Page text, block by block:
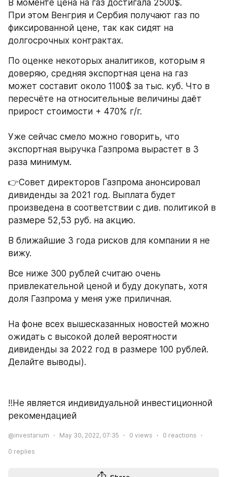
В моменте цена на газ достигала 2500$.
При этом Венгрия и Сербия получают газ по
фиксированной цене, так как сидят на
долгосрочных контрактах.
По оценке некоторых аналитиков, которым я
доверяю, средняя экспортная цена на газ
может составит около 1100$ за тыс. куб. Что в
пересчёте на относительные величины даёт
прирост стоимости + 470% г/г.
Уже сейчас смело можно говорить, что
экспортная выручка Газпрома вырастет в 3
раза минимум.
​👉Совет директоров Газпрома анонсировал
дивиденды за 2021 год. Выплата будет
произведена в соответствии с див. политикой в
размере 52,53 руб. на акцию.
В ближайшие 3 года рисков для компании я не
вижу.
Все ниже 300 рублей считаю очень
привлекательной ценой и буду докупать, хотя
доля Газпрома у меня уже приличная.
На фоне всех вышесказанных новостей можно
ожидать с высокой долей вероятности
дивиденды за 2022 год в размере 100 рублей.
Делайте выводы).
‼️Не является индивидуальной инвестиционной
рекомендацией
@investarium May 30, 2022, 07:35 0 views 0 reactions
0 replies